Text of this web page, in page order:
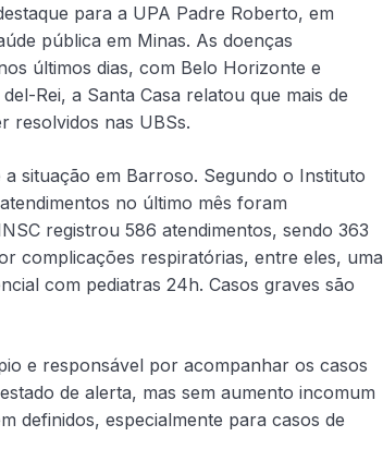
para a UPA Padre Roberto, em
pública em Minas. As doenças
últimos dias, com Belo Horizonte e
Rei, a Santa Casa relatou que mais de
resolvidos nas UBSs.
situação em Barroso. Segundo o Instituto
no último mês foram
registrou 586 atendimentos, sendo 363
complicações respiratórias, entre eles, uma
com pediatras 24h. Casos graves são
e responsável por acompanhar os casos
de alerta, mas sem aumento incomum
definidos, especialmente para casos de